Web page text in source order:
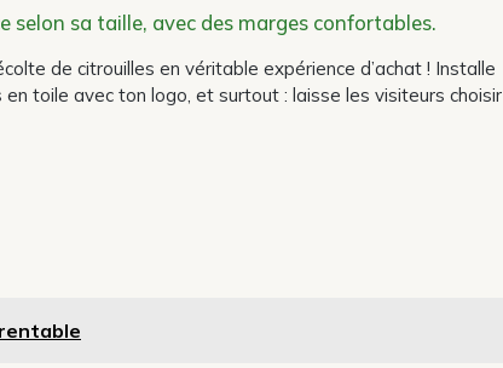
selon sa taille, avec des marges confortables.
de citrouilles en véritable expérience d’achat ! Installe
toile avec ton logo, et surtout : laisse les visiteurs choisir